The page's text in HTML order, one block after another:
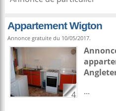
Appartement Wigton
Annonce gratuite du 10/05/2017.
4
...